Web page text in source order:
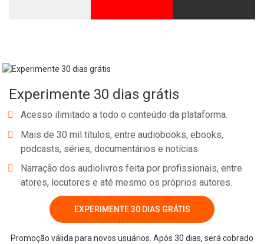
Experimente 30 dias grátis
Acesso ilimitado a todo o conteúdo da plataforma.
Mais de 30 mil títulos, entre audiobooks, ebooks,
podcasts, séries, documentários e notícias.
Narração dos audiolivros feita por profissionais, entre
atores, locutores e até mesmo os próprios autores.
EXPERIMENTE 30 DIAS GRÁTIS
Promoção válida para novos usuários. Após 30 dias, será cobrado